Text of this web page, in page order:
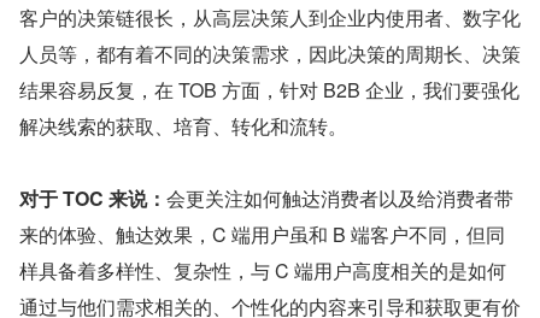
客户的决策链很长，从高层决策人到企业内使用者、数字化
人员等，都有着不同的决策需求，因此决策的周期长、决策
结果容易反复，在 TOB 方面，针对 B2B 企业，我们要强化
解决线索的获取、培育、转化和流转。
对于 TOC 来说： 会更关注如何触达消费者以及给消费者带
来的体验、触达效果，C 端用户虽和 B 端客户不同，但同
样具备着多样性、复杂性，与 C 端用户高度相关的是如何
通过与他们需求相关的、个性化的内容来引导和获取更有价